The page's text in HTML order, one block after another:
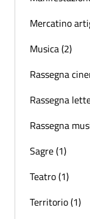
Mercatino
Musica (2)
Rassegna
Rassegna
Rassegna
Sagre (1)
Teatro (1)
Territorio (1)